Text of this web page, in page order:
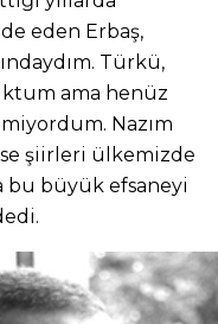
eden Erbaş,
Türkü,
ama henüz
Nazım
şiirleri ülkemizde
bu büyük efsaneyi